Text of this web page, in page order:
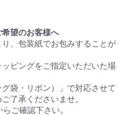
望のお客様へ
、包装紙でお包みすることが
ピングをご指定いただいた場
グ袋・リボン）」で対応させて
了承くださいませ。
らご確認下さい。